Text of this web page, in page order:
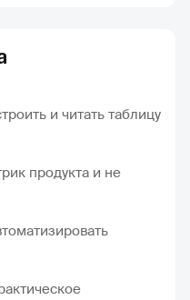
и читать таблицу
продукта и не